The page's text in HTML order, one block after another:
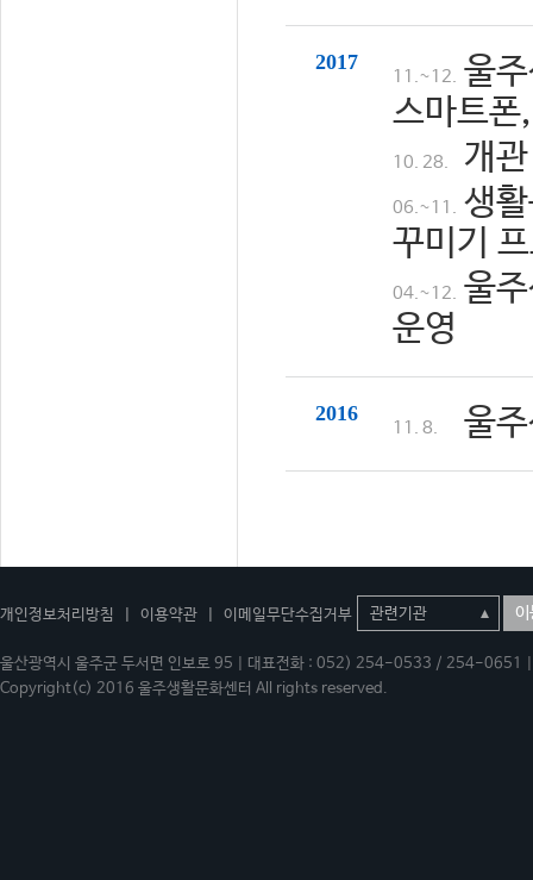
2017
11.~12. 울
스마트
10. 28. 개
06.~11. 생
꾸미기
04.~12. 울
운영
2016
11. 8. 울
개인정보처리방침 이용약관 이메일무단수집거부 이
울산광역시 울주군 두서면 인보로 95 | 대표전화 : 052) 254-0533 / 254-
Copyright(c) 2016 울주생활문화센터 All rights reserved.